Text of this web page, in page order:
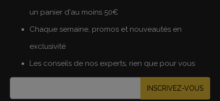
un panier d'au moins 50€
Chaque semaine, promos et nouveautés en
exclusivité
Les conseils de nos experts, rien que pour vous
INSCRIVEZ-VOUS